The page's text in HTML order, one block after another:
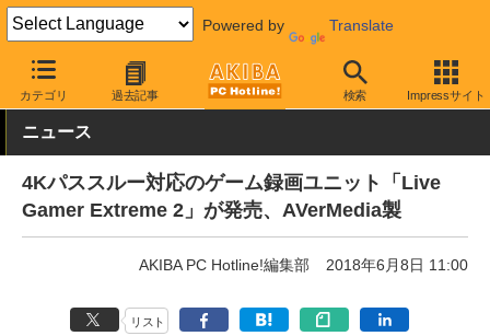
Powered by Translate
カテゴリ 過去記事 検索 Impressサイト
AKIBA PC Hotline! PCパーツ PC用キャプチャ機器 ゲーム用キ
ニュース
4Kパススルー対応のゲーム録画ユニット「Live
Gamer Extreme 2」が発売、AVerMedia製
AKIBA PC Hotline!編集部 2018年6月8日 11:00
リスト